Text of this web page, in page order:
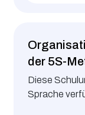
der 5S-
Diese
Sprache